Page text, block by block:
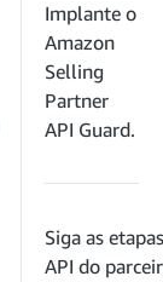
Implante o
Amazon
Selling
Partner
API Guard.
Siga as
API do